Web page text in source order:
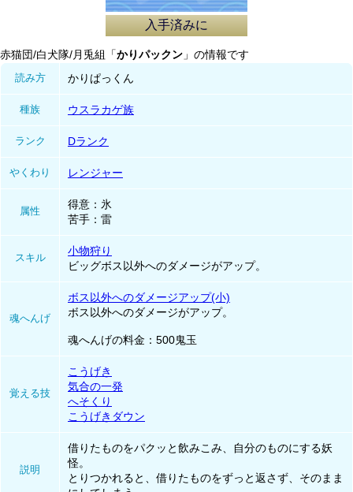
入手済みに
赤猫団/白犬隊/月兎組「 かりパックン 」の情報です
読み方
かりぱっくん
種族 ウスラカゲ族
ランク Dランク
やくわり レンジャー
属性
得意：氷
苦手：雷
スキル
小物狩り
ビッグボス以外へのダメージがアップ。
魂へんげ
ボス以外へのダメージアップ(小)
ボス以外へのダメージがアップ。
魂へんげの料金：500鬼玉
覚える技
こうげき
気合の一発
へそくり
こうげきダウン
説明
借りたものをパクッと飲みこみ、自分のものにする妖
怪。
とりつかれると、借りたものをずっと返さず、そのまま